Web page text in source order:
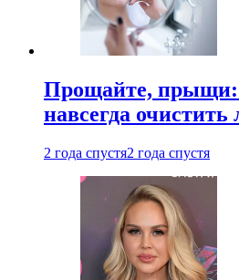
Прощайте, прыщи:
навсегда очистить
2 года спустя2 года спустя